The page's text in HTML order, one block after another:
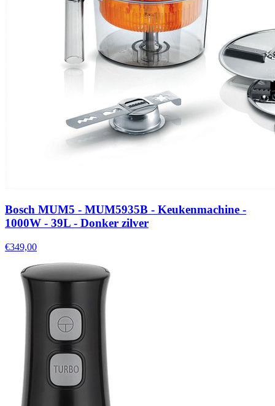
Bosch MUM5 - MUM5935B - Keukenmachine -
1000W - 39L - Donker zilver
€349,00